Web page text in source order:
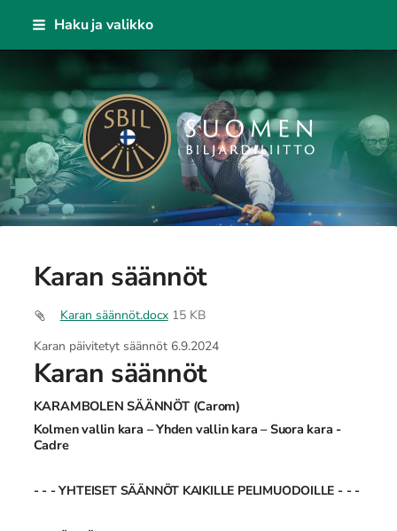
Siirry
Haku ja valikko
Suomen Biljardiliitto ry
Karan säännöt
Karan säännöt.docx 15 KB
Karan päivitetyt säännöt 6.9.2024
Karan säännöt
KARAMBOLEN SÄÄNNÖT (Carom)
Kolmen vallin kara – Yhden vallin kara – Suora kara -
Cadre
- - - YHTEISET SÄÄNNÖT KAIKILLE PELIMUODOILLE - - -